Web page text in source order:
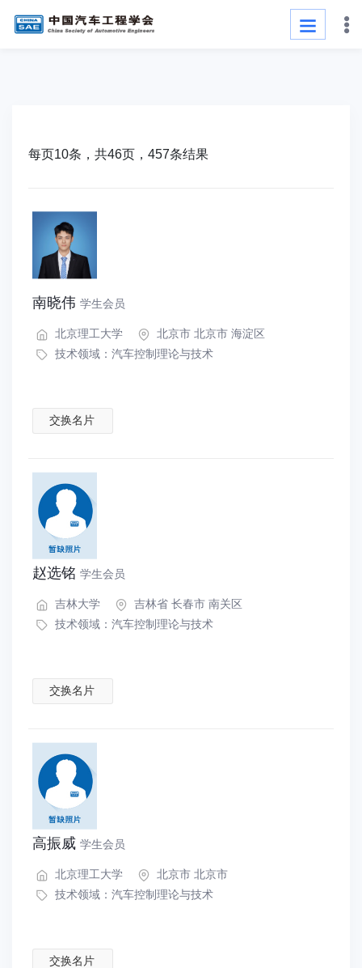
每页10条，共46页，457条结果
南晓伟 学生会员
北京理工大学
北京市 北京市 海淀区
技术领域： 汽车控制理论与技术
交换名片
赵选铭 学生会员
吉林大学
吉林省 长春市 南关区
技术领域： 汽车控制理论与技术
交换名片
高振威 学生会员
北京理工大学
北京市 北京市
技术领域： 汽车控制理论与技术
交换名片